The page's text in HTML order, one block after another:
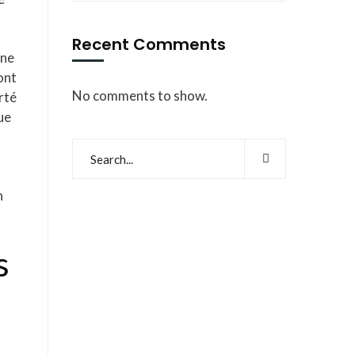
Recent Comments
No comments to show.